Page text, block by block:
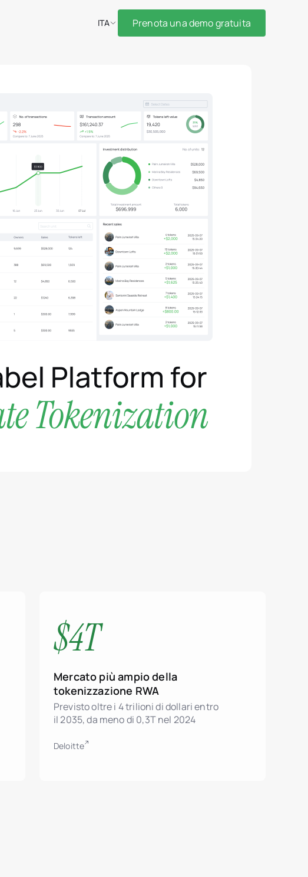
ITA Prenota una demo gratuita
$4T
Mercato più ampio della
tokenizzazione RWA
Previsto oltre i 4 trilioni di dollari entro
il 2035, da meno di 0,3T nel 2024
Deloitte